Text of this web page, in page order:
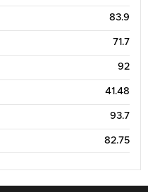
83.9
71.7
92
41.48
93.7
82.75